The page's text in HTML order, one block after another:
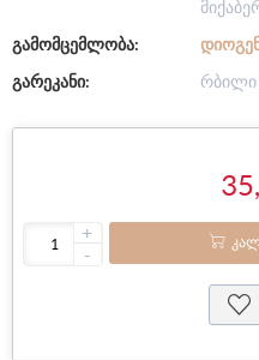
გამომცემლობა:
გარეკანი:
რბილი
+
-